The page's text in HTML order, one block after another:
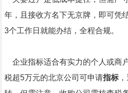
年，且接收方名下无京牌，即可凭
3个工作日就能办结，全程合规。
企业指标适合有实力的个人或商
税超5万元的北京公司可申请指标，